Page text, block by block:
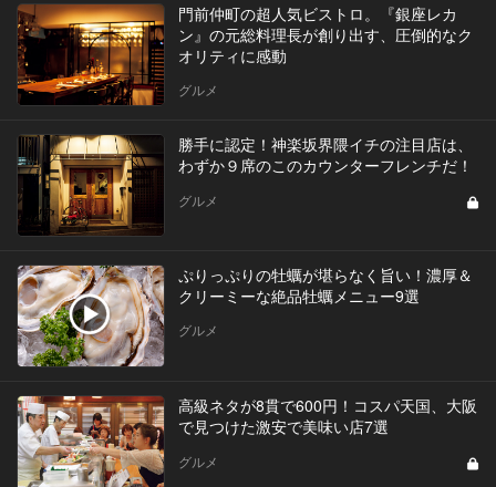
門前仲町の超人気ビストロ。『銀座レカ
ン』の元総料理長が創り出す、圧倒的なク
オリティに感動
グルメ
勝手に認定！神楽坂界隈イチの注目店は、
わずか９席のこのカウンターフレンチだ！
グルメ
ぷりっぷりの牡蠣が堪らなく旨い！濃厚＆
クリーミーな絶品牡蠣メニュー9選
グルメ
高級ネタが8貫で600円！コスパ天国、大阪
で見つけた激安で美味い店7選
グルメ